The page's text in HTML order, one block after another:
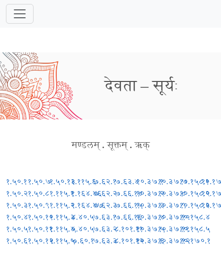
देवता – सूर्यः
मण्डलम् . सूक्तम् . ऋक्
१.५०.१
१.५०.२
१.५०.३
१.५०.४
१.५०.५
१.५०.६
१.५०.७
१.५०.८
१.५०.९
१.५०.१०
१.५०.११
१.५०.१२
१.५०.१३
१.११५.१
१.११५.२
१.११५.३
१.११५.४
१.११५.५
१.११५.६
१.१६४.४६
१.१६४.४७
४.४०.५
५.४०.५
७.६०.१
७.६२.१
७.६२.२
७.६२.३
७.६३.१
७.६३.२
७.६३.३
७.६३.४
७.६६.१४
७.६६.१५
७.६६.१६
८.१०१.११
८.१०१.१२
१०.३७.१
१०.३७.२
१०.३७.३
१०.३७.४
१०.३७.५
१०.३७.६
१०.३७.७
१०.३७.८
१०.३७.९
१०.३७.१०
१०.३७.११
१०.३७.१२
१०.१५८.१
१०.१५८.२
१०.१५८.३
१०.१५८.४
१०.१५८.५
१०.१७०.१